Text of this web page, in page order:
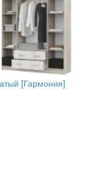
[Гармония]